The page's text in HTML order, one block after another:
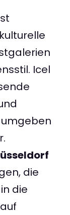
Icel
die
die